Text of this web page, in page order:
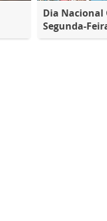
Dia Nacional
Segunda-